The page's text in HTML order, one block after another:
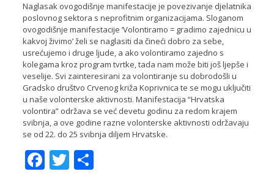
Naglasak ovogodišnje manifestacije je povezivanje djelatnika
poslovnog sektora s neprofitnim organizacijama. Sloganom
ovogodišnje manifestacije ‘Volontiramo = gradimo zajednicu u
kakvoj živimo’ želi se naglasiti da čineći dobro za sebe,
usrećujemo i druge ljude, a ako volontiramo zajedno s
kolegama kroz program tvrtke, tada nam može biti još ljepše i
veselije. Svi zainteresirani za volontiranje su dobrodošli u
Gradsko društvo Crvenog križa Koprivnica te se mogu uključiti
u naše volonterske aktivnosti. Manifestacija “Hrvatska
volontira” održava se već devetu godinu za redom krajem
svibnja, a ove godine razne volonterske aktivnosti održavaju
se od 22. do 25 svibnja diljem Hrvatske.
Facebook
Twitter
Share